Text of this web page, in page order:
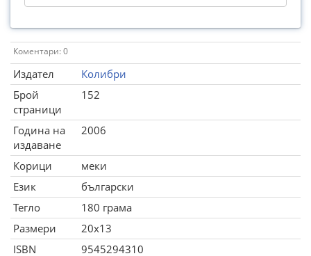
Коментари: 0
Издател
Колибри
Брой
страници
152
Година на
издаване
2006
Корици
меки
Език
български
Тегло
180 грама
Размери
20x13
ISBN
9545294310